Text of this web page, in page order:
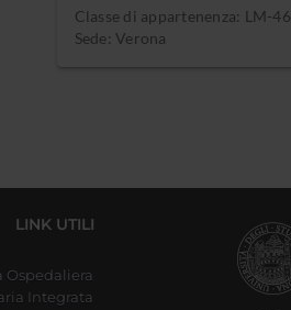
Classe di appartenenza: LM-46
Sede: Verona
LINK UTILI
Ospedaliera
Integrata